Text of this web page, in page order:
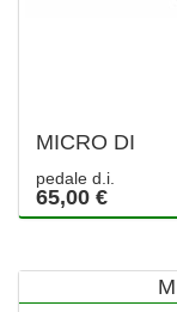
MICRO DI
pedale d.i.
65,00 €